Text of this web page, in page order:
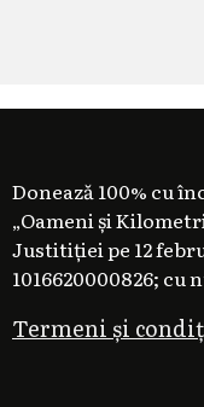
Donează 100% cu
„Oameni și
Justitiției pe 12
1016620000826; cu
Termeni și